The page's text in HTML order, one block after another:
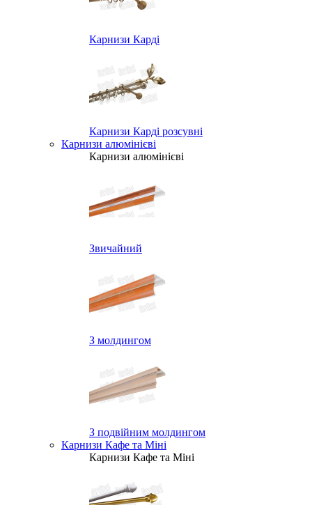
Карнизи Карді
Карнизи Карді розсувні
Карнизи алюмінієві
Карнизи алюмінієві
Звичайний
З молдингом
З подвійним молдингом
Карнизи Кафе та Міні
Карнизи Кафе та Міні